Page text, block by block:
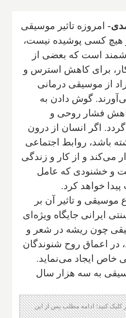
امروزه تاثیر موسیقی
هیچ کسی پوشیده نیست،
است که بعضی از
برای کاهش استرس و
از موسیقی درمانی
گوش دادن به
فشار روحی و
اگر انسان از درون
باشد، روابط اجتماعی
می‌کند و از کار و زندگی
و خشنودی که عامل
خواهد کرد.
موسیقی و تاثیر آن بر
ایرانی جایگاه ویژه‌ای
چون ریشه در شعر و
در اعماق روح شنوندگان
خاص ایجاد می‌نماید.
به سه هزار سال
کنید؛ ادامه مطلب پس از این